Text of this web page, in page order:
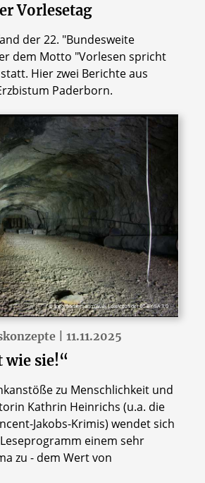
Vorlesetag
der 22. "Bundesweite
dem Motto "Vorlesen spricht
Hier zwei Berichte aus
Paderborn.
© Ingo.Bornemann (www.LostAreas.de) CC BY-SA 3.0
| 11.11.2025
wie sie!“
zu Menschlichkeit und
Kathrin Heinrichs (u.a. die
Jakobs-Krimis) wendet sich
einem sehr
zu - dem Wert von